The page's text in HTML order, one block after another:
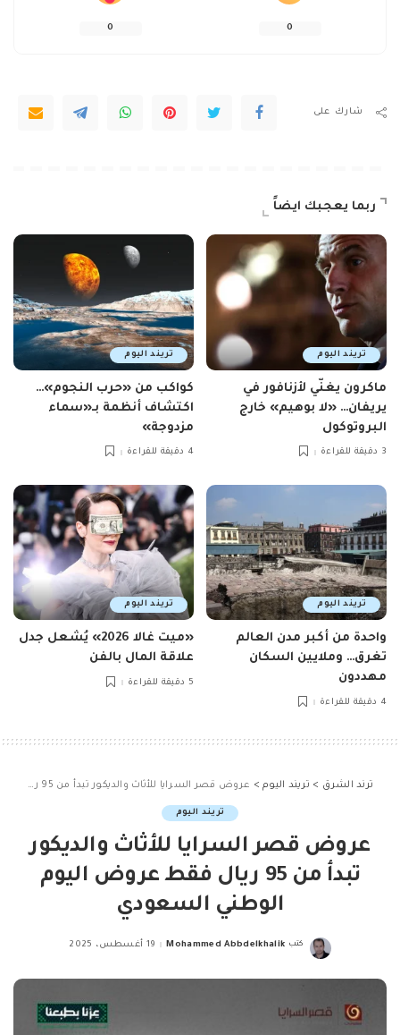
0
0
شارك على
ربما يعجبك ايضاً
تريند اليوم
ماكرون يغنّي لأزنافور في
يريفان… «لا بوهيم» خارج
البروتوكول
3 دقيقة للقراءة
تريند اليوم
كواكب من «حرب النجوم»…
اكتشاف أنظمة بـ«سماء
مزدوجة»
4 دقيقة للقراءة
تريند اليوم
واحدة من أكبر مدن العالم
تغرق… وملايين السكان
مهددون
4 دقيقة للقراءة
تريند اليوم
«ميت غالا 2026» يُشعل جدل
علاقة المال بالفن
5 دقيقة للقراءة
ترند الشرق > تريند اليوم> عروض قصر السرايا للأثاث والديكور تبدأ من 95 ريال فقط عروض اليوم الوطني السعودي
تريند اليوم
عروض قصر السرايا للأثاث والديكور
تبدأ من 95 ريال فقط عروض اليوم
الوطني السعودي
Posted
كتب Mohammed Abbdelkhalik 19 أغسطس، 2025